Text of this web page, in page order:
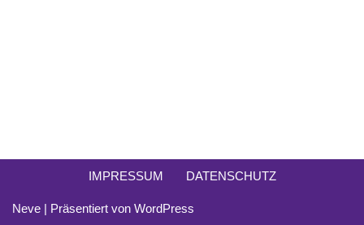
IMPRESSUM DATENSCHUTZ
Neve | Präsentiert von WordPress